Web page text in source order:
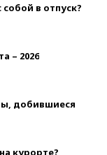
в отпуск?
– 2026
добившиеся
курорте?